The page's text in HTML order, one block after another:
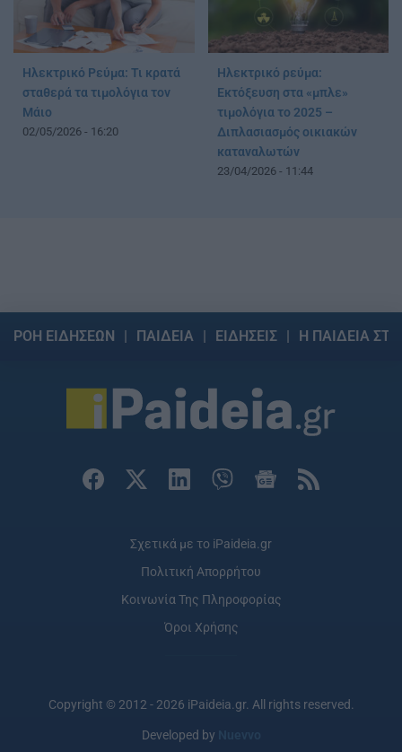
Ηλεκτρικό Ρεύμα: Τι κρατά
σταθερά τα τιμολόγια τον
Μάιο
02/05/2026 - 16:20
Ηλεκτρικό ρεύμα:
Εκτόξευση στα «μπλε»
τιμολόγια το 2025 –
Διπλασιασμός οικιακών
καταναλωτών
23/04/2026 - 11:44
ΡΟΗ ΕΙΔΗΣΕΩΝ ΠΑΙΔΕΙΑ ΕΙΔΗΣΕΙΣ Η ΠΑΙΔΕΙΑ
Σχετικά με το iPaideia.gr
Πολιτική Απορρήτου
Κοινωνία Της Πληροφορίας
Όροι Χρήσης
Copyright © 2012 - 2026 iPaideia.gr. All rights reserved.
Developed by